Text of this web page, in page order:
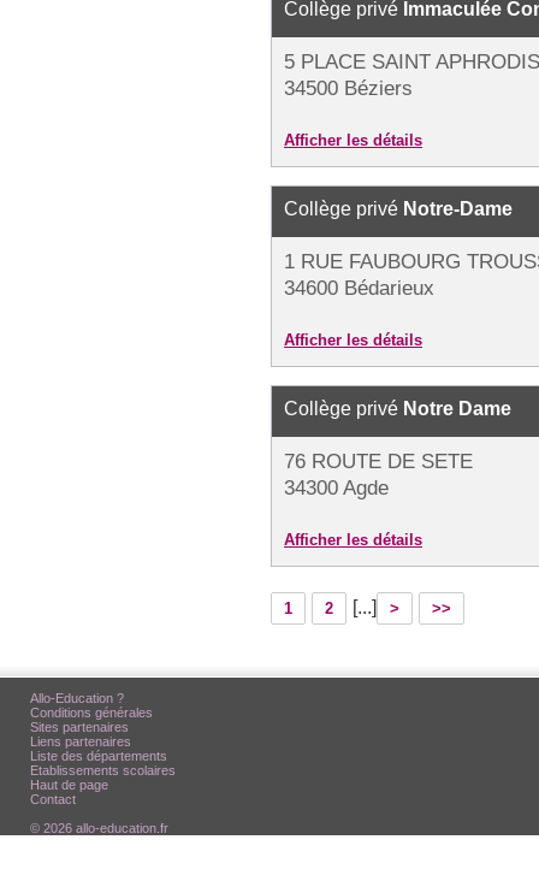
Collège privé Immaculée
5 PLACE SAINT
34500 Béziers
Afficher les détails
Collège privé Notre-Dame
1 RUE FAUBOURG
34600 Bédarieux
Afficher les détails
Collège privé Notre Dame
76 ROUTE DE SETE
34300 Agde
Afficher les détails
1 2 [...] > >>
Allo-Education ?
Conditions générales
Sites partenaires
Liens partenaires
Liste des départements
Etablissements scolaires
Haut de page
Contact
© 2026 allo-education.fr